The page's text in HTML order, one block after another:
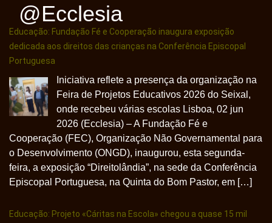
@ecclesia
Educação: Fundação Fé e Cooperação inaugura exposição
dedicada aos direitos das crianças na Conferência Episcopal
Portuguesa
Iniciativa reflete a presença da organização na
Feira de Projetos Educativos 2026 do Seixal,
onde recebeu várias escolas Lisboa, 02 jun
2026 (Ecclesia) – A Fundação Fé e
Cooperação (FEC), Organização Não Governamental para
o Desenvolvimento (ONGD), inaugurou, esta segunda-
feira, a exposição “Direitolândia”, na sede da Conferência
Episcopal Portuguesa, na Quinta do Bom Pastor, em […]
Educação: Projeto «Cáritas na Escola» chegou a quase 15 mil